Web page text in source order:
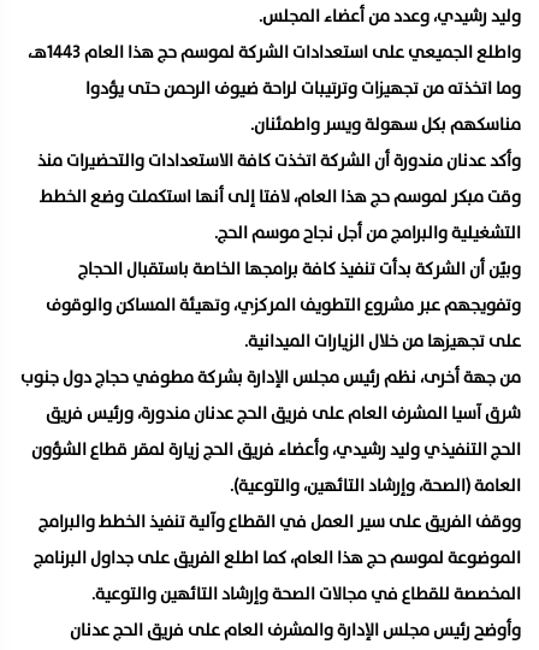
وليد رشيدي، وعدد من أعضاء المجلس.
واطلع الجميعي على استعدادات الشركة لموسم حج هذا العام 1443هـ،
وما اتخذته من تجهيزات وترتيبات لراحة ضيوف الرحمن حتى يؤدوا
مناسكهم بكل سهولة ويسر واطمئنان.
وأكد عدنان مندورة أن الشركة اتخذت كافة الاستعدادات والتحضيرات منذ
وقت مبكر لموسم حج هذا العام، لافتا إلى أنها استكملت وضع الخطط
التشغيلية والبرامج من أجل نجاح موسم الحج.
وبيًن أن الشركة بدأت تنفيذ كافة برامجها الخاصة باستقبال الحجاج
وتفويجهم عبر مشروع التطويف المركزي، وتهيئة المساكن والوقوف
على تجهيزها من خلال الزيارات الميدانية.
من جهة أخرى، نظم رئيس مجلس الإدارة بشركة مطوفي حجاج دول جنوب
شرق آسيا المشرف العام على فريق الحج عدنان مندورة، ورئيس فريق
الحج التنفيذي وليد رشيدي، وأعضاء فريق الحج زيارة لمقر قطاع الشؤون
العامة (الصحة، وإرشاد التائهين، والتوعية).
ووقف الفريق على سير العمل في القطاع وآلية تنفيذ الخطط والبرامج
الموضوعة لموسم حج هذا العام، كما اطلع الفريق على جداول البرنامج
المخصصة للقطاع في مجالات الصحة وإرشاد التائهين والتوعية.
وأوضح رئيس مجلس الإدارة والمشرف العام على فريق الحج عدنان